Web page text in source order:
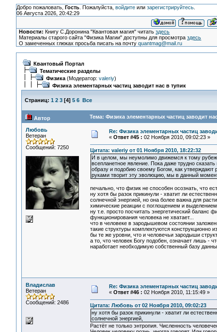
Добро пожаловать, Гость. Пожалуйста, войдитеили зарегистрируйтесь.
06 Августа 2026, 20:42:29
Новости: Книгу С.Доронина "Квантовая магия" читатьздесь
Материалы старого сайта "Физика Магии" доступны для просмотраздесь
О замеченных глюках просьба писать на почтуquantmag@mail.ru
Квантовый Портал
Тематические разделы
Физика(Модератор: valeriy)
Физика элементарных частиц заводит нас в тупик
Страниц: 1 2 3[4] 5 6 Все
Автор Тема: Физика элементарных частиц заводит
Любовь
Ветеран
Сообщений: 7250
Re: Физика элементарных частиц
« Ответ #45 : 02 Ноября 2010, 09:02:23 »
Цитата: valeriy от 01 Ноября 2010, 18:22:32
И в целом, мы неумолимо движемся к тому
всепланетное явление. Пока даже трудно
образу и подобию своему Богом, как
руками творит эту эволюцию, мы в данный
печально, что физик не способен осознать, что
ну хотя бы разок прикинули - хватит ли
солнечной энергией, но она более важна для
химические реакции с поглощением и
ну т.е. просто посчитать энергетический баланс
функционирования человека не хватает...
что в человеке в зародышевом состоянии
такие структуры комплектуются конструкционно
бы те же уровни, что и человечьи зародыши
а то, что человек Богу подобен, означает лишь -
наработает необходимую собственный базу
Владислав
Ветеран
Сообщений: 2486
Re: Физика элементарных частиц
« Ответ #46 : 02 Ноября 2010, 11:15:49 »
Цитата: Любовь от 02 Ноября 2010, 09:02:23
ну хотя бы разок прикинули - хватит ли
солнечной энергией,
Растёт не только энтропия. Численность